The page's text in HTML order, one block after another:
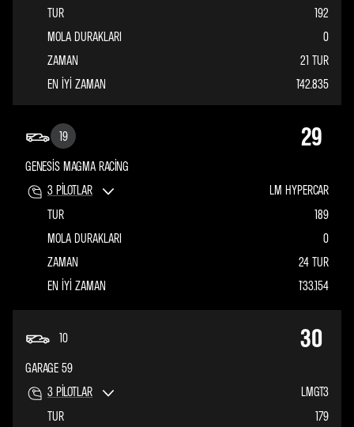
192
21 TUR
0
1'42.835
TUR
MOLA DURAKLARI
ZAMAN
EN IYI ZAMAN
29
19
3 PILOTLAR
GENESIS MAGMA RACING
LM HYPERCAR
189
24 TUR
0
1'33.154
TUR
MOLA DURAKLARI
ZAMAN
EN IYI ZAMAN
30
10
3 PILOTLAR
GARAGE 59
LMGT3
179
TUR